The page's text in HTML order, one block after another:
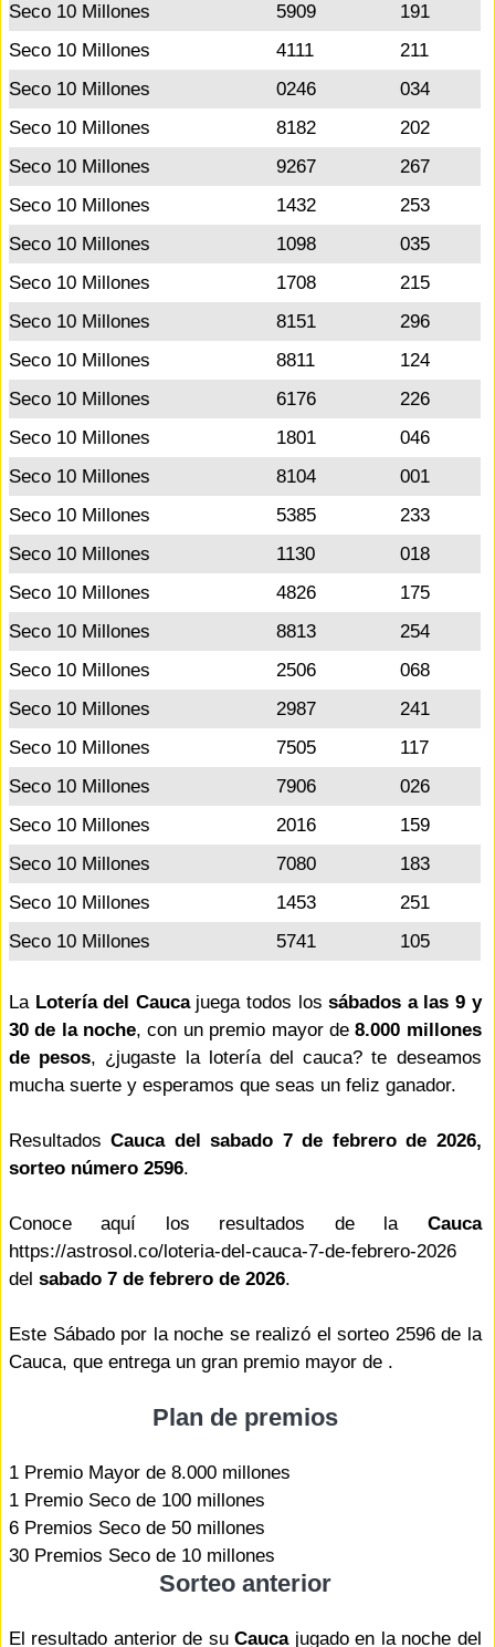
Seco 10 Millones
5909
191
Seco 10 Millones
4111
211
Seco 10 Millones
0246
034
Seco 10 Millones
8182
202
Seco 10 Millones
9267
267
Seco 10 Millones
1432
253
Seco 10 Millones
1098
035
Seco 10 Millones
1708
215
Seco 10 Millones
8151
296
Seco 10 Millones
8811
124
Seco 10 Millones
6176
226
Seco 10 Millones
1801
046
Seco 10 Millones
8104
001
Seco 10 Millones
5385
233
Seco 10 Millones
1130
018
Seco 10 Millones
4826
175
Seco 10 Millones
8813
254
Seco 10 Millones
2506
068
Seco 10 Millones
2987
241
Seco 10 Millones
7505
117
Seco 10 Millones
7906
026
Seco 10 Millones
2016
159
Seco 10 Millones
7080
183
Seco 10 Millones
1453
251
Seco 10 Millones
5741 105
La Lotería del Caucajuega todos lossábados a las 9 y
30 de la noche, con un premio mayor de8.000 millones
de pesos, ¿jugaste la lotería del cauca? te deseamos
mucha suerte y esperamos que seas un feliz ganador.
ResultadosCauca del sabado 7 de febrero de 2026,
sorteo número 2596.
Conoce aquí los resultados de la Cauca
https://astrosol.co/loteria-del-cauca-7-de-febrero-2026
del sabado 7 de febrero de 2026.
Este Sábado por la noche se realizó el sorteo 2596 de la
Cauca, que entrega un gran premio mayor de .
Plan de premios
1 Premio Mayor de 8.000 millones
1 Premio Seco de 100 millones
6 Premios Seco de 50 millones
30 Premios Seco de 10 millones
Sorteo anterior
El resultado anterior de suCaucajugado en la noche del